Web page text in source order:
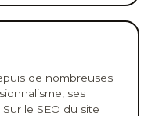
de nombreuses
ses
le SEO du site